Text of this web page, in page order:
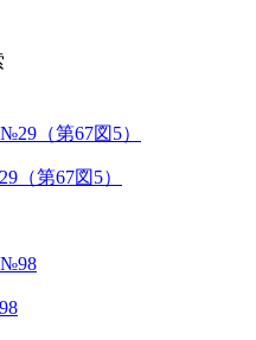
（第67図5）